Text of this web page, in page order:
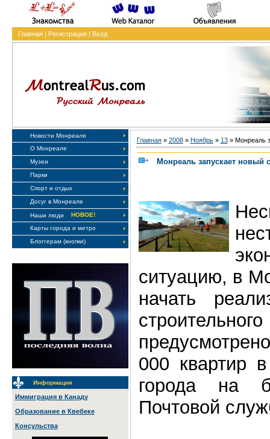
Главная| Регистрация| Вход
Новости Монреаля
О Монреале
Музеи
Парки
Спорт и отдых
Досуг в Монреале
Наши люди
НОВОЕ!
Карты города и метро
Блоггерам (кнопки)
Информация
Иммиграция в Канаду
Образование в Квебеке
Консульства
Главная» 2008 » Ноябрь » 13» Монреаль
Монреаль запускает новый
ситуацию, в
начать
000 квартир
города на
Почтовой